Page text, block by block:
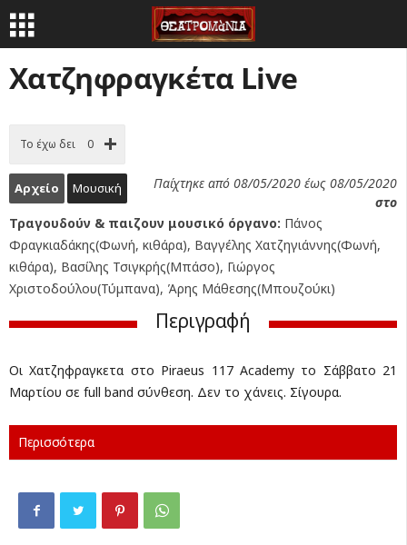
Χατζηφραγκέτα Live
Το έχω δει 0
Αρχείο Μουσική
Παίχτηκε από 08/05/2020 έως 08/05/2020
στο
Τραγουδούν & παιζουν μουσικό όργανο: Πάνος
Φραγκιαδάκης(Φωνή, κιθάρα), Βαγγέλης Χατζηγιάννης(Φωνή,
κιθάρα), Βασίλης Τσιγκρής(Μπάσο), Γιώργος
Χριστοδούλου(Τύμπανα), Άρης Μάθεσης(Μπουζούκι)
Περιγραφή
Οι Χατζηφραγκετα στο Piraeus 117 Αcademy το Σάββατο 21
Μαρτίου σε full band σύνθεση. Δεν το χάνεις. Σίγουρα.
Περισσότερα